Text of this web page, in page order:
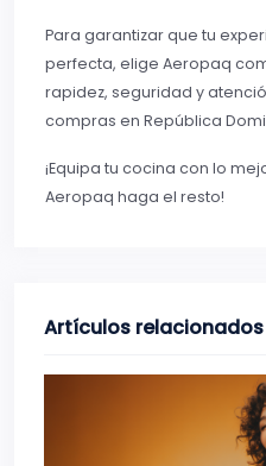
Para garantizar que tu
perfecta, elige Aeropaq
rapidez, seguridad y
compras en República
¡Equipa tu cocina con lo
Aeropaq haga el resto!
Artículos relacionados